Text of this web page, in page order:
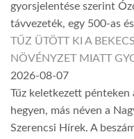
gyorsjelentése szerint
távvezeték, egy 500-as
TŰZ ÜTÖTT KI A
NÖVÉNYZET MIATT
2026-08-07
Tűz keletkezett
hegyen, más néven a
Szerencsi Hírek. A